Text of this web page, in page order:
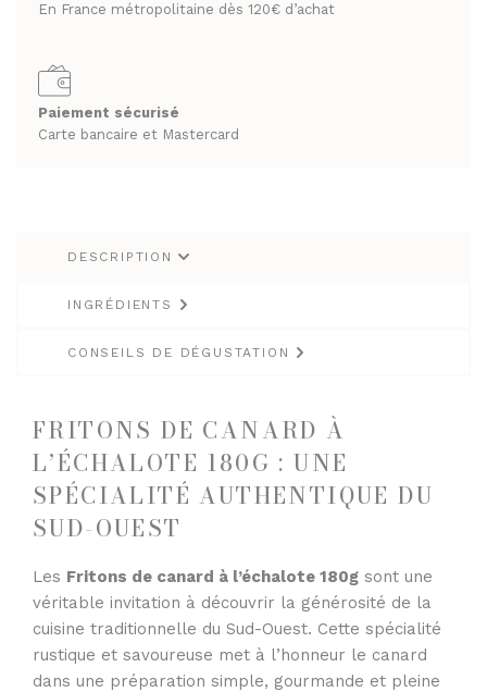
APÉRITIFS
SPIRITUEUX & CHAMPAGNES
ARMAGNACS
CHAMPAGNES
LES VINS
VINS BLANCS MOELLEUX
LES BIÈRES ET CIDRES
CHAMPAGNES
WHISKY
LES VINS
VINS ROSÉS
LES BIÈRES ET CIDRES
En France métropolitaine dès 120€ d’achat
Paiement sécurisé
Carte bancaire et Mastercard
DESCRIPTION
INGRÉDIENTS
CONSEILS DE DÉGUSTATION
FRITONS DE CANARD À
L’ÉCHALOTE 180G : UNE
SPÉCIALITÉ AUTHENTIQUE DU
SUD-OUEST
Les Fritons de canard à l’échalote 180g sont une
véritable invitation à découvrir la générosité de la
cuisine traditionnelle du Sud-Ouest. Cette spécialité
rustique et savoureuse met à l’honneur le canard
dans une préparation simple, gourmande et pleine